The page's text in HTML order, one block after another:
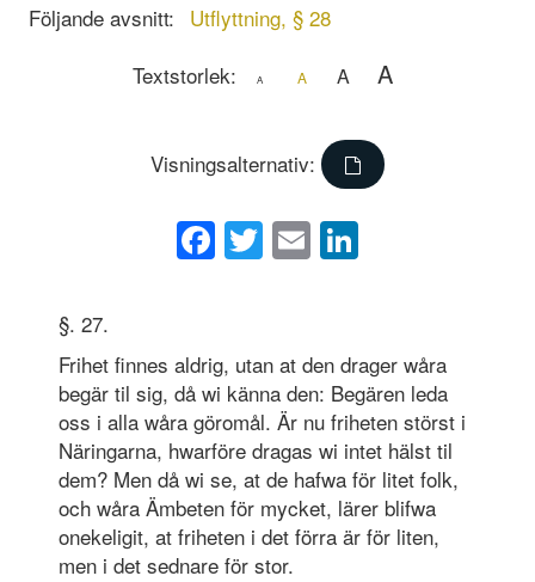
Följande avsnitt: Utflyttning, § 28
Textstorlek:
A A A A
Visningsalternativ:
Facebook
Twitter
Email
§. 27.
Frihet finnes aldrig, utan at den drager wåra
begär til sig, då wi känna den: Begären leda
oss i alla wåra göromål. Är nu friheten störst i
Näringarna, hwarföre dragas wi intet hälst til
dem? Men då wi se, at de hafwa för litet folk,
och wåra Ämbeten för mycket, lärer blifwa
onekeligit, at friheten i det förra är för liten,
men i det sednare för stor.